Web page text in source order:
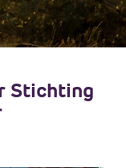
Stichting